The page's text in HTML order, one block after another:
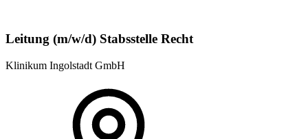
Leitung (m/w/d) Stabsstelle Recht
Klinikum Ingolstadt GmbH